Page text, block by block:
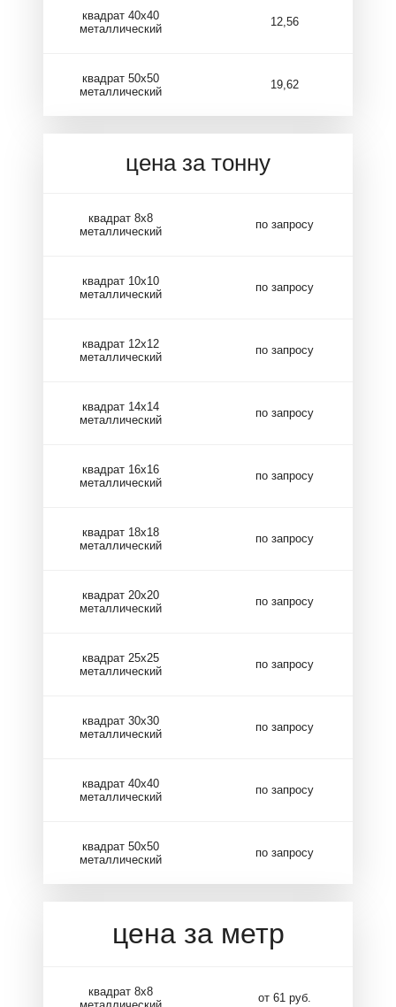
квадрат 40х40
металлический
12,56
квадрат 50х50
металлический
19,62
цена за тонну
квадрат 8х8
металлический
по запросу
квадрат 10х10
металлический
по запросу
квадрат 12х12
металлический
по запросу
квадрат 14х14
металлический
по запросу
квадрат 16х16
металлический
по запросу
квадрат 18х18
металлический
по запросу
квадрат 20х20
металлический
по запросу
квадрат 25х25
металлический
по запросу
квадрат 30х30
металлический
по запросу
квадрат 40х40
металлический
по запросу
квадрат 50х50
металлический
по запросу
цена за метр
квадрат 8х8
металлический
от 61 руб.